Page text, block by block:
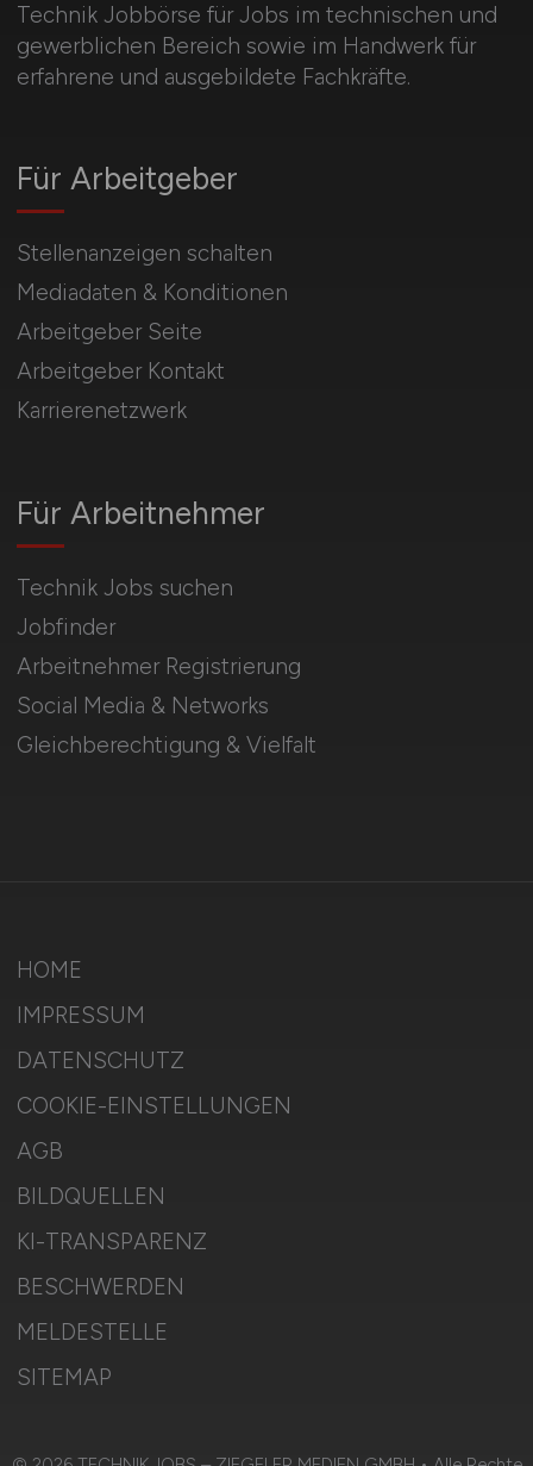
Technik Jobbörse für Jobs im technischen und
gewerblichen Bereich sowie im Handwerk für
erfahrene und ausgebildete Fachkräfte.
Für Arbeitnehmer
Technik Jobs suchen
Jobfinder
Arbeitnehmer Registrierung
Social Media & Networks
Gleichberechtigung & Vielfalt
Für Arbeitgeber
Stellenanzeigen schalten
Mediadaten & Konditionen
Arbeitgeber Seite
Arbeitgeber Kontakt
Karrierenetzwerk
HOME
IMPRESSUM
DATENSCHUTZ
COOKIE-EINSTELLUNGEN
AGB
BILDQUELLEN
KI-TRANSPARENZ
BESCHWERDEN
MELDESTELLE
SITEMAP